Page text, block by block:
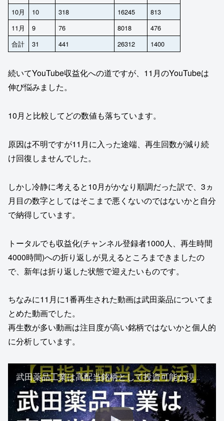
10月
10 318 16245
813
11月
9 76 8018
476
合計
31 441 26312 1400
続いてYouTube収益化への道ですが、11月のYouTubeは
伸び悩みました。
10月と比較してどの数値も落ちています。
原因は不明ですが11月に入った途端、再生回数が減り続
け回復しませんでした。
しかし冷静に考えると10月がかなり順調だった訳で、3ヵ
月目の数字としてはそこまで悪くないのではないかと自分
で納得しています。
トータルでも収益化(チャンネル登録者1000人、再生時間
4000時間)への折り返しが見えるところまできましたの
で、新年は折り返した状態で迎えたいものです。
ちなみに11月に1番再生された動画は武田薬品についてま
とめた動画でした。
再生数が多い動画は注目度が高い銘柄ではないかと個人的
に分析しています。
武田薬品工業は高配当銘柄として投資可能か現状と今後を踏まえ検証